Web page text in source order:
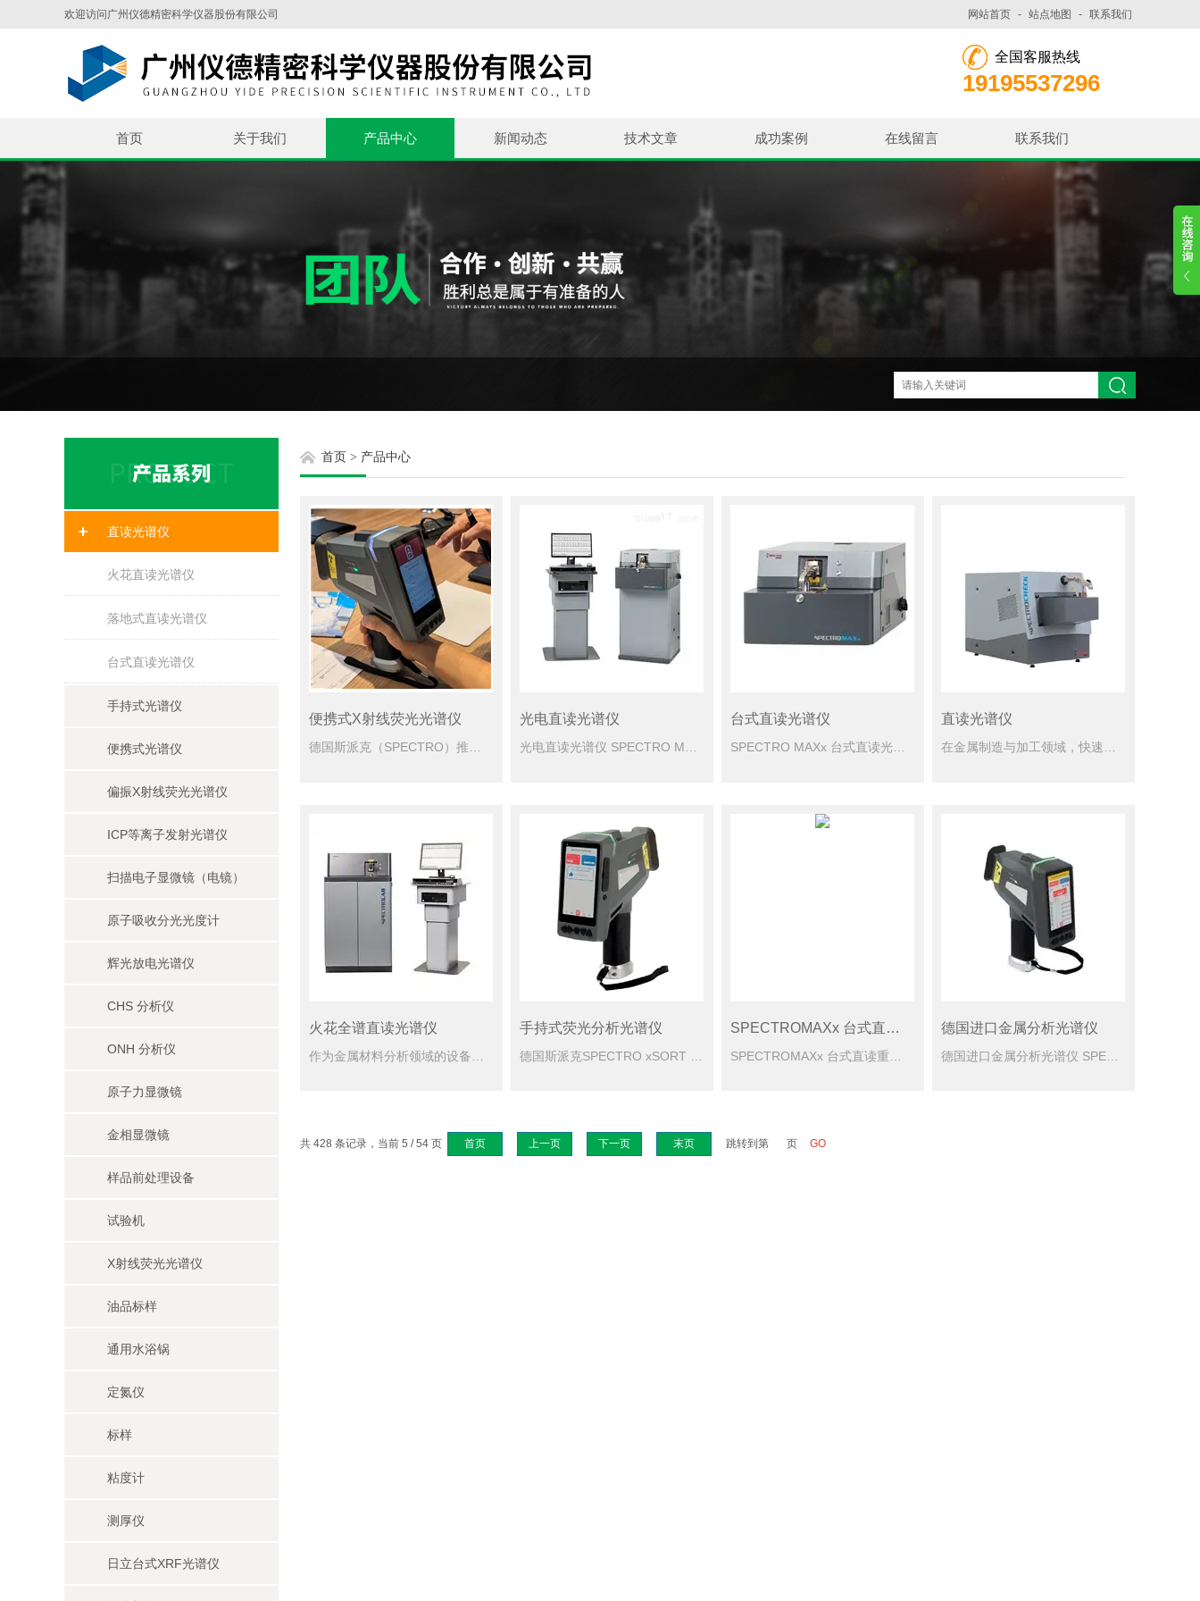
欢迎访问广州仪德精密科学仪器股份有限公司 网站首页 - 站点地图 - 联系我们
全国客服热线
19195537296
首页 关于我们 产品中心 新闻动态 技术文章 成功案例 在线留言 联系我们
直读光谱仪
火花直读光谱仪
落地式直读光谱仪
台式直读光谱仪
手持式光谱仪
便携式光谱仪
偏振X射线荧光光谱仪
ICP等离子发射光谱仪
扫描电子显微镜（电镜）
原子吸收分光光度计
辉光放电光谱仪
CHS 分析仪
ONH 分析仪
原子力显微镜
金相显微镜
样品前处理设备
试验机
X射线荧光光谱仪
油品标样
通用水浴锅
定氮仪
标样
粘度计
测厚仪
日立台式XRF光谱仪
首页 > 产品中心
便携式X射线荧光光谱仪
德国斯派克（SPECTRO）推出的SPECTRO xSORT 便携式X射线荧光光谱仪 (ED-XRF)，专为工业现场设计，融合出色性能、轻量便携与智能操作于一体。
光电直读光谱仪
光电直读光谱仪 SPECTRO MAXx是德国斯派克第十代火花光谱分析设备，专为金属材料元素成分的快速、高精度检测而设计。其融合CMOS光电检测技术、智能校准系统及模块化硬件，成为工业金属制造领域质量...
台式直读光谱仪
SPECTRO MAXx 台式直读光谱仪​是德国斯派克（SPECTRO）推出的旗舰级火花直读光谱仪（OES），专为满足现代金属生产和制造全流程的严苛分析需求而设计。它集重复性、再现性和可靠性于一身，是...
直读光谱仪
在金属制造与加工领域，快速、精准的元素分析是保障产品质量的关键。德国斯派克公司推出的直读光谱仪——SPECTROCHECK，凭借其高超的性能与创新设计，成为中小型铸造企业、汽车零部件生产商及金属加工厂...
火花全谱直读光谱仪 手持式荧光分析光谱仪 SPECTROMAXx 台式直读重金属分析仪 德国进口金属分析光谱仪
共 428 条记录，当前 5 / 54 页 首页 上一页 下一页 末页 跳转到第 页